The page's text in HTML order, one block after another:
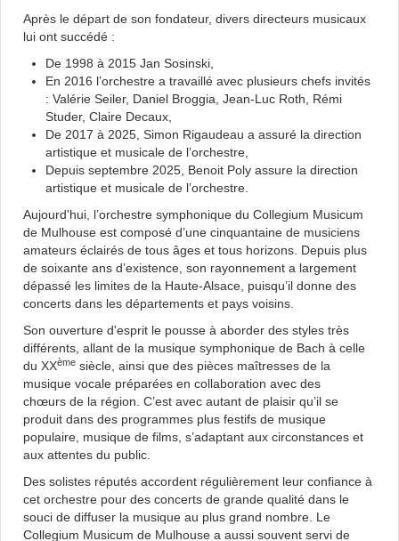
Après le départ de son fondateur, divers directeurs musicaux
lui ont succédé :
De 1998 à 2015 Jan Sosinski,
En 2016 l’orchestre a travaillé avec plusieurs chefs invités
: Valérie Seiler, Daniel Broggia, Jean-Luc Roth, Rémi
Studer, Claire Decaux,
De 2017 à 2025, Simon Rigaudeau a assuré la direction
artistique et musicale de l’orchestre,
Depuis septembre 2025, Benoit Poly assure la direction
artistique et musicale de l’orchestre.
Aujourd'hui, l’orchestre symphonique du Collegium Musicum
de Mulhouse est composé d’une cinquantaine de musiciens
amateurs éclairés de tous âges et tous horizons. Depuis plus
de soixante ans d’existence, son rayonnement a largement
dépassé les limites de la Haute-Alsace, puisqu’il donne des
concerts dans les départements et pays voisins.
Son ouverture d'esprit le pousse à aborder des styles très
différents, allant de la musique symphonique de Bach à celle
du XXème siècle, ainsi que des pièces maîtresses de la
musique vocale préparées en collaboration avec des
chœurs de la région. C’est avec autant de plaisir qu’il se
produit dans des programmes plus festifs de musique
populaire, musique de films, s’adaptant aux circonstances et
aux attentes du public.
Des solistes réputés accordent régulièrement leur confiance à
cet orchestre pour des concerts de grande qualité dans le
souci de diffuser la musique au plus grand nombre. Le
Collegium Musicum de Mulhouse a aussi souvent servi de